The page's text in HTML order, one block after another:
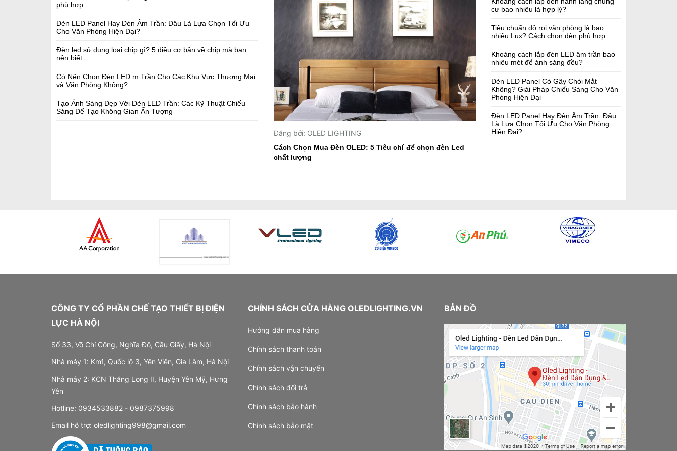
phù hợp
Đèn LED Panel Hay Đèn Âm Trần: Đâu Là Lựa Chọn Tối Ưu
Cho Văn Phòng Hiện Đại?
Đèn led sử dụng loại chip gì? 5 điều cơ bản về chip mà bạn
nên biết
Có Nên Chọn Đèn LED m Trần Cho Các Khu Vực Thương Mại
và Văn Phòng Không?
Tạo Ánh Sáng Đẹp Với Đèn LED Trần: Các Kỹ Thuật Chiếu
Sáng Để Tạo Không Gian Ấn Tượng
Đăng bởi: OLED LIGHTING
Cách Chọn Mua Đèn OLED: 5 Tiêu chí để chọn đèn Led
chất lượng
cư bao nhiêu là hợp lý?
Tiêu chuẩn độ rọi văn phòng là bao
nhiêu Lux? Cách chọn đèn phù hợp
Khoảng cách lắp đèn LED âm trần bao
nhiêu mét để ánh sáng đều?
Đèn LED Panel Có Gây Chói Mắt
Không? Giải Pháp Chiếu Sáng Cho Văn
Phòng Hiện Đại
Đèn LED Panel Hay Đèn Âm Trần: Đâu
Là Lựa Chọn Tối Ưu Cho Văn Phòng
Hiện Đại?
CÔNG TY CỔ PHẦN CHẾ TẠO THIẾT BỊ ĐIỆN
LỰC HÀ NỘI
Số 33, Võ Chí Công, Nghĩa Đô, Cầu Giấy, Hà Nội
Nhà máy 1: Km1, Quốc lộ 3, Yên Viên, Gia Lâm, Hà Nội
Nhà máy 2: KCN Thăng Long II, Huyện Yên Mỹ, Hưng
Yên
Hotline: 0934533882 - 0987375998
Email hỗ trợ: oledlighting998@gmail.com
CHÍNH SÁCH CỬA HÀNG OLEDLIGHTING.VN
Hướng dẫn mua hàng
Chính sách thanh toán
Chính sách vận chuyển
Chính sách đổi trả
Chính sách bảo hành
Chính sách bảo mật
BẢN ĐỒ